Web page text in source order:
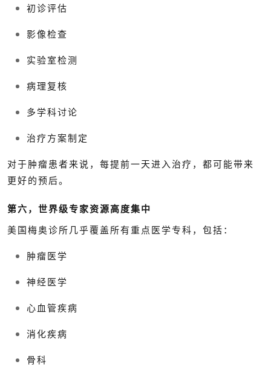
初诊评估
影像检查
实验室检测
病理复核
多学科讨论
治疗方案制定
对于肿瘤患者来说，每提前一天进入治疗，都可能带来
更好的预后。
第六，世界级专家资源高度集中
美国梅奥诊所几乎覆盖所有重点医学专科，包括：
肿瘤医学
神经医学
心血管疾病
消化疾病
骨科